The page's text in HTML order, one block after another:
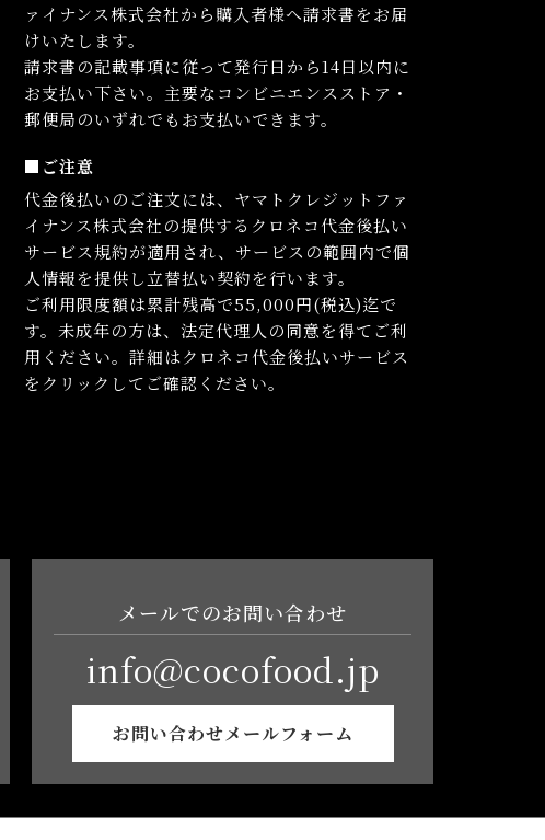
ァイナンス株式会社から購入者様へ請求書をお届
けいたします。
請求書の記載事項に従って発行日から14日以内に
お支払い下さい。主要なコンビニエンスストア・
郵便局のいずれでもお支払いできます。
■ご注意
代金後払いのご注文には、ヤマトクレジットファ
イナンス株式会社の提供するクロネコ代金後払い
サービス規約が適用され、サービスの範囲内で個
人情報を提供し立替払い契約を行います。
ご利用限度額は累計残高で55,000円(税込)迄で
す。未成年の方は、法定代理人の同意を得てご利
用ください。詳細はクロネコ代金後払いサービス
をクリックしてご確認ください。
メールでのお問い合わせ
info@cocofood.jp
お問い合わせメールフォーム